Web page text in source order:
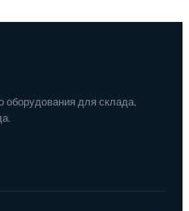
оборудования для склада,